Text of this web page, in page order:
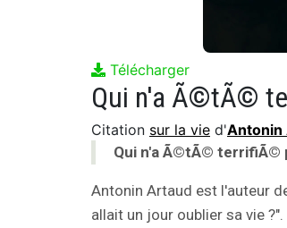
Télécharger
Citation sur la vie d'Antonin
Qui n'a Ã©tÃ© terrifiÃ©
Antonin Artaud est l'auteur
allait un jour oublier sa vie ?".